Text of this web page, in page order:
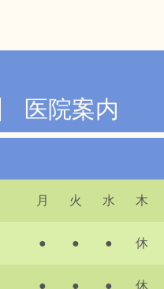
医院案内
月 火 水 木
● ● ● 休
● ● ● 休